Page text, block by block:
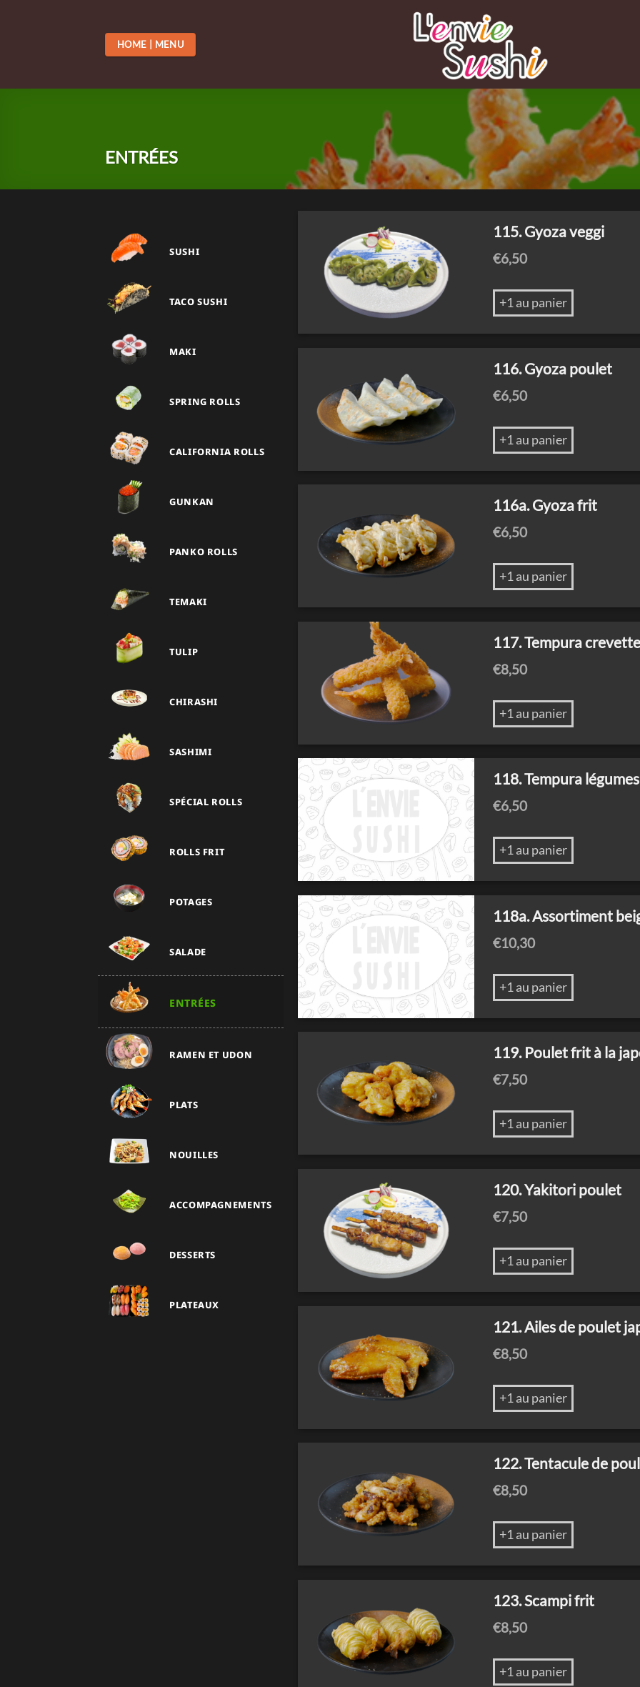
HOME | MENU
ENTRÉES
SUSHI
TACO SUSHI
MAKI
SPRING ROLLS
CALIFORNIA ROLLS
GUNKAN
PANKO ROLLS
TEMAKI
TULIP
CHIRASHI
SASHIMI
SPÉCIAL ROLLS
ROLLS FRIT
POTAGES
SALADE
ENTRÉES
RAMEN ET UDON
PLATS
NOUILLES
ACCOMPAGNEMENTS
DESSERTS
PLATEAUX
115. Gyoza veggi
€6,50
+1 au panier
116. Gyoza poulet
€6,50
+1 au panier
116a. Gyoza frit
€6,50
+1 au panier
117. Tempura
€8,50
+1 au panier
118. Tempura légumes
€6,50
+1 au panier
118a. Assortiment
€10,30
+1 au panier
119. Poulet frit à la
€7,50
+1 au panier
120. Yakitori poulet
€7,50
+1 au panier
121. Ailes de poulet
€8,50
+1 au panier
122. Tentacule de
€8,50
+1 au panier
123. Scampi frit
€8,50
+1 au panier